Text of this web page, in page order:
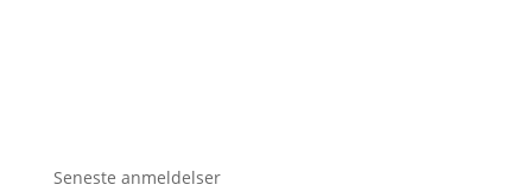
Seneste anmeldelser